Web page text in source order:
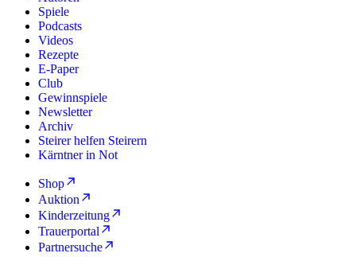
Spiele
Podcasts
Videos
Rezepte
E-Paper
Club
Gewinnspiele
Newsletter
Archiv
Steirer helfen Steirern
Kärntner in Not
Shop
Auktion
Kinderzeitung
Trauerportal
Partnersuche